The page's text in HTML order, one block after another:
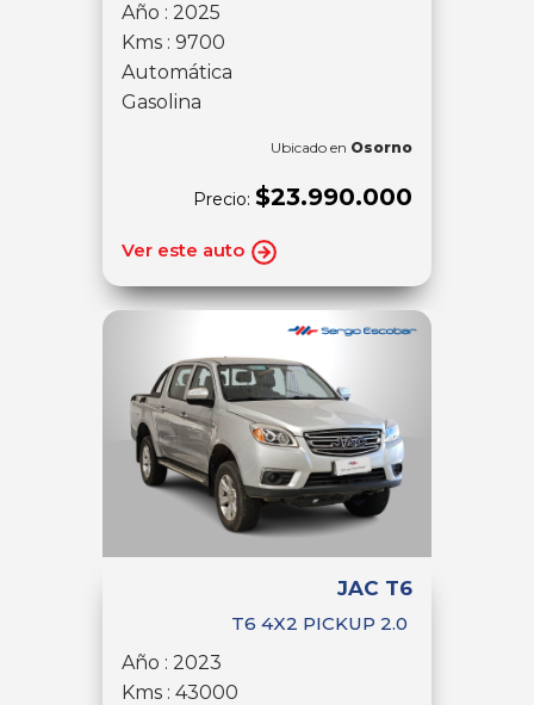
Año : 2025
Kms : 9700
Automática
Gasolina
Ubicado en Osorno
Precio: $23.990.000
Ver este auto
JAC T6
T6 4X2 PICKUP 2.0
Año : 2023
Kms : 43000